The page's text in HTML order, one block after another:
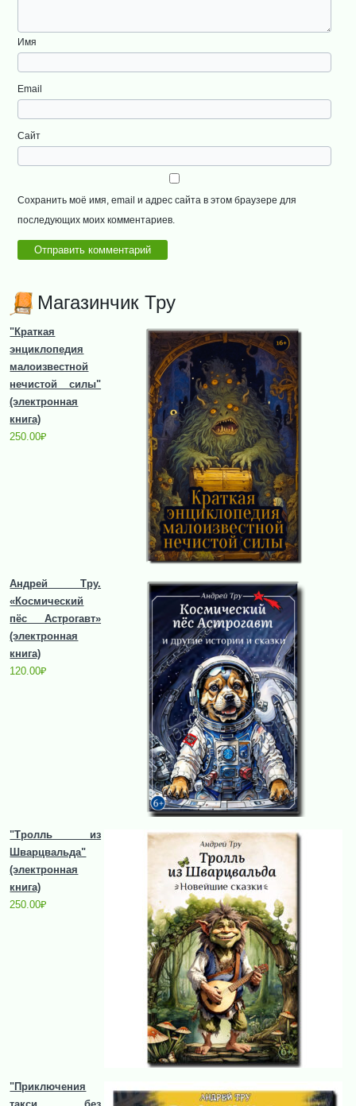
Имя
Email
Сайт
Сохранить моё имя, email и адрес сайта в этом браузере для
последующих моих комментариев.
Магазинчик Тру
"Краткая
энциклопедия
малоизвестной
нечистой силы"
(электронная
книга)
250.00₽
Андрей Тру.
«Космический
пёс Астрогавт»
(электронная
книга)
120.00₽
"Тролль из
Шварцвальда"
(электронная
книга)
250.00₽
"Приключения